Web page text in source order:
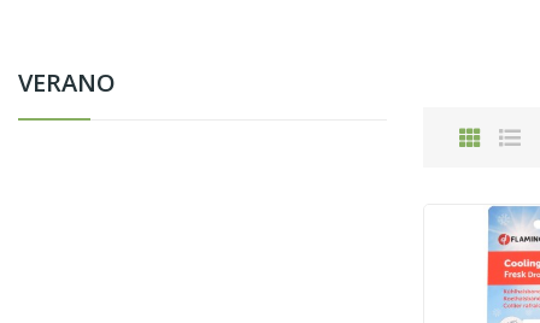
VERANO